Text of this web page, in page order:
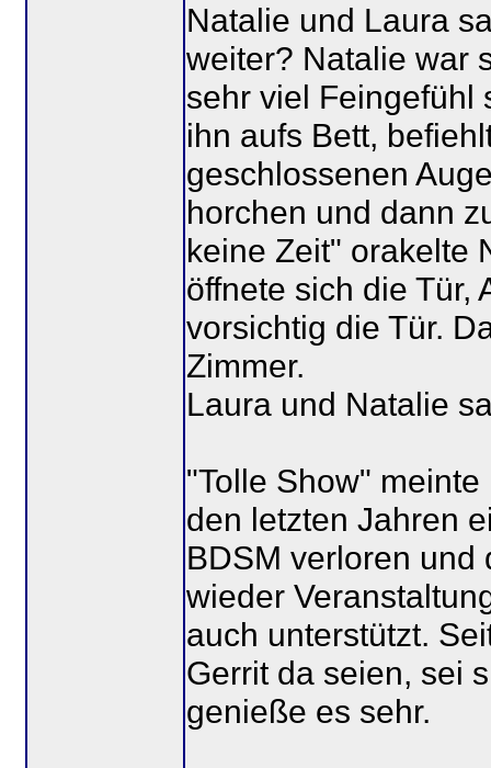
Natalie und Laura
weiter? Natalie war
sehr viel Feingefühl
ihn aufs Bett,
geschlossenen
horchen und dann
keine Zeit" orakelte
öffnete sich die Tür,
vorsichtig die Tür.
Zimmer.
Laura und Natalie
"Tolle Show"
den letzten Jahren
BDSM verloren und
wieder
auch unterstützt.
Gerrit da seien, sei
genieße es sehr.